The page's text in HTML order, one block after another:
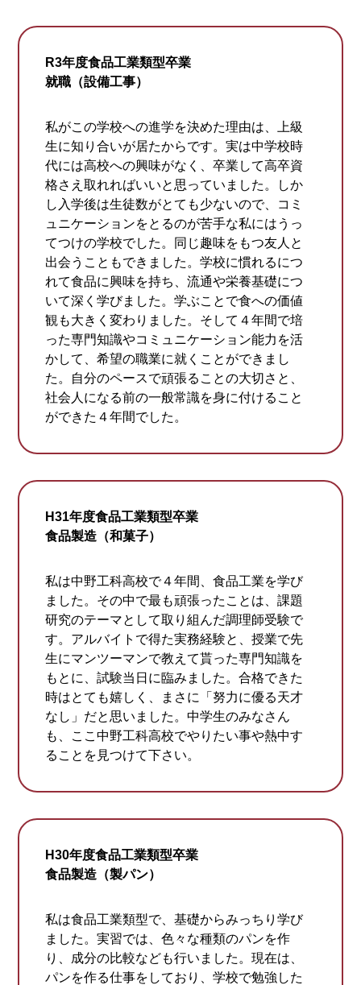
R3年度食品工業類型卒業
就職（設備工事）
私がこの学校への進学を決めた理由は、上級
生に知り合いが居たからです。実は中学校時
代には高校への興味がなく、卒業して高卒資
格さえ取れればいいと思っていました。しか
し入学後は生徒数がとても少ないので、コミ
ュニケーションをとるのが苦手な私にはうっ
てつけの学校でした。同じ趣味をもつ友人と
出会うこともできました。学校に慣れるにつ
れて食品に興味を持ち、流通や栄養基礎につ
いて深く学びました。学ぶことで食への価値
観も大きく変わりました。そして４年間で培
った専門知識やコミュニケーション能力を活
かして、希望の職業に就くことができまし
た。自分のペースで頑張ることの大切さと、
社会人になる前の一般常識を身に付けること
ができた４年間でした。
H31年度食品工業類型卒業
食品製造（和菓子）
私は中野工科高校で４年間、食品工業を学び
ました。その中で最も頑張ったことは、課題
研究のテーマとして取り組んだ調理師受験で
す。アルバイトで得た実務経験と、授業で先
生にマンツーマンで教えて貰った専門知識を
もとに、試験当日に臨みました。合格できた
時はとても嬉しく、まさに「努力に優る天才
なし」だと思いました。中学生のみなさん
も、ここ中野工科高校でやりたい事や熱中す
ることを見つけて下さい。
H30年度食品工業類型卒業
食品製造（製パン）
私は食品工業類型で、基礎からみっちり学び
ました。実習では、色々な種類のパンを作
り、成分の比較なども行いました。現在は、
パンを作る仕事をしており、学校で勉強した